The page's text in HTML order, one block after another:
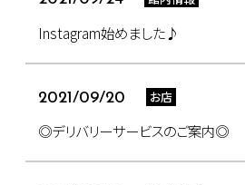
Instagram始めました♪
2021/09/20 お店
◎デリバリーサービスのご案内◎